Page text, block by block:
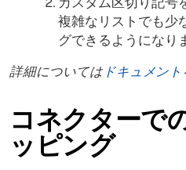
複雑なリストでも少
グできるようになり
詳細については ドキュメント
コネクターで
ッピング